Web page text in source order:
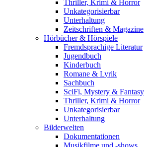
Thriller, Krimi & Horror
Unkategorisierbar
Unterhaltung
Zeitschriften & Magazine
Hörbücher & Hörspiele
Fremdsprachige Literatur
Jugendbuch
Kinderbuch
Romane & Lyrik
Sachbuch
SciFi, Mystery & Fantasy
Thriller, Krimi & Horror
Unkategorisierbar
Unterhaltung
Bilderwelten
Dokumentationen
Musikfilme und -shows